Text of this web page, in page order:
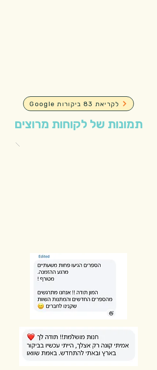
Google לקריאת 83 ביקורות
תמונות של לקוחות מרוצים